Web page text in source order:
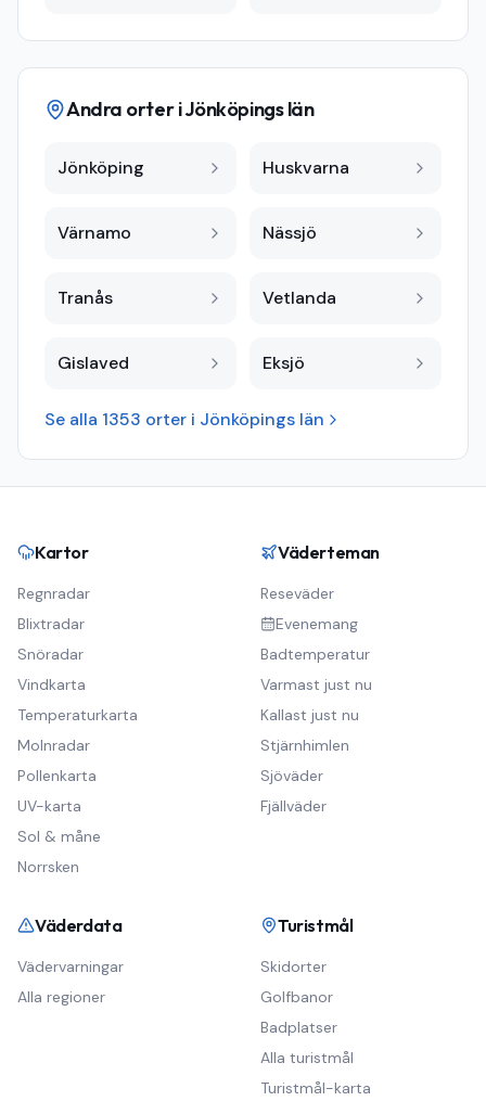
Andra orter iJönköpings län
Jönköping Huskvarna
Värnamo Nässjö
Tranås Vetlanda
Gislaved Eksjö
Se alla 1353 orter i Jönköpings län
Kartor
Regnradar
Blixtradar
Snöradar
Vindkarta
Temperaturkarta
Molnradar
Pollenkarta
UV-karta
Sol & måne
Norrsken
Väderteman
Reseväder
Evenemang
Badtemperatur
Varmast just nu
Kallast just nu
Stjärnhimlen
Sjöväder
Fjällväder
Väderdata
Vädervarningar
Alla regioner
Turistmål
Skidorter
Golfbanor
Badplatser
Alla turistmål
Turistmål-karta